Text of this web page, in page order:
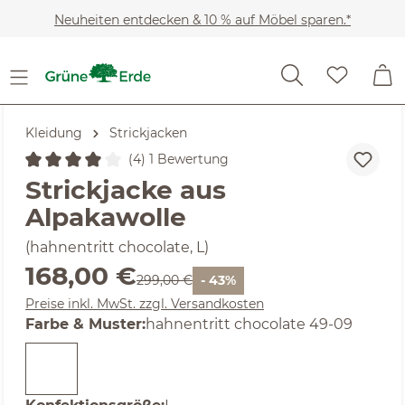
Zum Hauptinhalt springen
Neuheiten entdecken & 10 % auf Möbel sparen.*
Kleidung Strickjacken
Durchschnittliche Bewertung von 4 von 5 Sternen
(4) 1 Bewertung
Strickjacke aus
Alpakawolle
(hahnentritt chocolate, L)
Verkaufspreis:
168,00 €Regulärer Preis:
299,00 € - 43%
Preise inkl. MwSt. zzgl. Versandkosten
Farbe & Musterauswählen
:hahnentritt chocolate 49-09